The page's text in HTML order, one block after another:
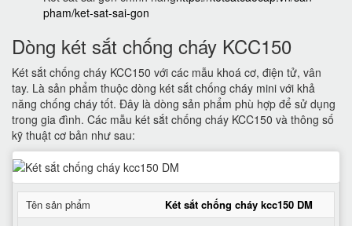
pham/ket-sat-sai-gon
Dòng két sắt chống cháy KCC150
Két sắt chống cháy KCC150 với các mẫu khoá cơ, điện tử, vân
tay. Là sản phẩm thuộc dòng két sắt chống cháy mini với khả
năng chống cháy tốt. Đây là dòng sản phẩm phù hợp để sử dụng
trong gia đình. Các mẫu két sắt chống cháy KCC150 và thông số
kỹ thuật cơ bản như sau:
Tên sản phẩm
Két sắt chống cháy kcc150 DM